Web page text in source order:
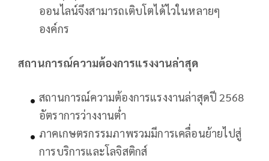
ออนไลน์จึงสามารถเติบโตได้ไวในหลายๆ
องค์กร
สถานการณ์ความต้องการแรงงานล่าสุด
สถานการณ์ความต้องการแรงงานล่าสุดปี 2568
อัตราการว่างงานต่ำ
ภาคเกษตรกรรมภาพรวมมีการเคลื่อนย้ายไปสู่
การบริการและโลจิสติกส์